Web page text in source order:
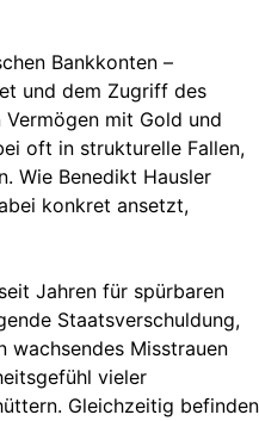
Bankkonten –
und dem Zugriff des
mit Gold und
oft in strukturelle Fallen,
Wie Benedikt Hausler
konkret ansetzt,
Jahren für spürbaren
Staatsverschuldung,
wachsendes Misstrauen
vieler
Gleichzeitig befinden